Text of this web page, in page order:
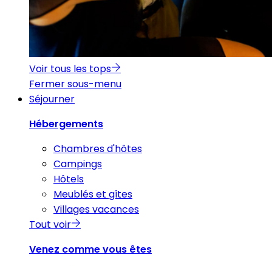
Voir tous les tops
Fermer sous-menu
Séjourner
Hébergements
Chambres d'hôtes
Campings
Hôtels
Meublés et gîtes
Villages vacances
Tout voir
Venez comme vous êtes